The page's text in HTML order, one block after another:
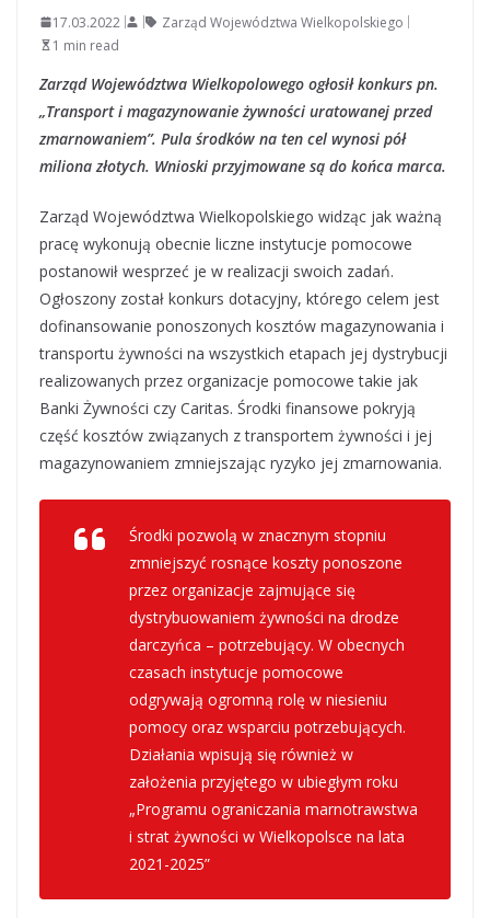
17.03.2022
Zarząd Województwa Wielkopolskiego
1 min read
Zarząd Województwa Wielkopolowego ogłosił konkurs pn.
„Transport i magazynowanie żywności uratowanej przed
zmarnowaniem”. Pula środków na ten cel wynosi pół
miliona złotych. Wnioski przyjmowane są do końca marca.
Zarząd Województwa Wielkopolskiego widząc jak ważną
pracę wykonują obecnie liczne instytucje pomocowe
postanowił wesprzeć je w realizacji swoich zadań.
Ogłoszony został konkurs dotacyjny, którego celem jest
dofinansowanie ponoszonych kosztów magazynowania i
transportu żywności na wszystkich etapach jej dystrybucji
realizowanych przez organizacje pomocowe takie jak
Banki Żywności czy Caritas. Środki finansowe pokryją
część kosztów związanych z transportem żywności i jej
magazynowaniem zmniejszając ryzyko jej zmarnowania.
Środki pozwolą w znacznym stopniu
zmniejszyć rosnące koszty ponoszone
przez organizacje zajmujące się
dystrybuowaniem żywności na drodze
darczyńca – potrzebujący. W obecnych
czasach instytucje pomocowe
odgrywają ogromną rolę w niesieniu
pomocy oraz wsparciu potrzebujących.
Działania wpisują się również w
założenia przyjętego w ubiegłym roku
„Programu ograniczania marnotrawstwa
i strat żywności w Wielkopolsce na lata
2021-2025”
– mówi Krzysztof Grabowski,